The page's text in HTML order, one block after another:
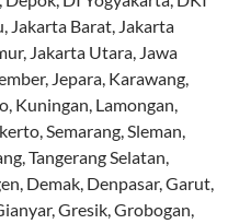
Jakarta Barat, Jakarta
Jakarta Utara, Jawa
Jepara, Karawang,
Kuningan, Lamongan,
Semarang, Sleman,
Tangerang Selatan,
Demak, Denpasar, Garut,
Gresik, Grobogan,